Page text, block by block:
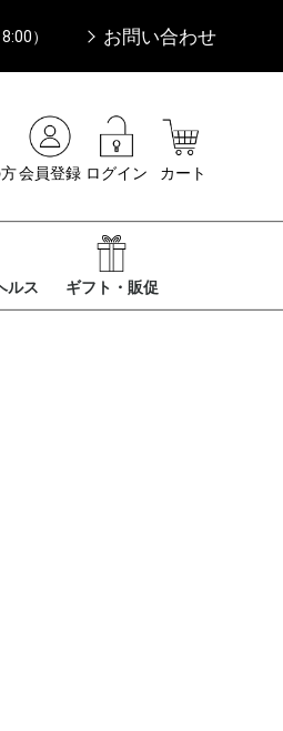
） お問い合わせ
会員登録 ログイン カート
ルス ギフト・販促